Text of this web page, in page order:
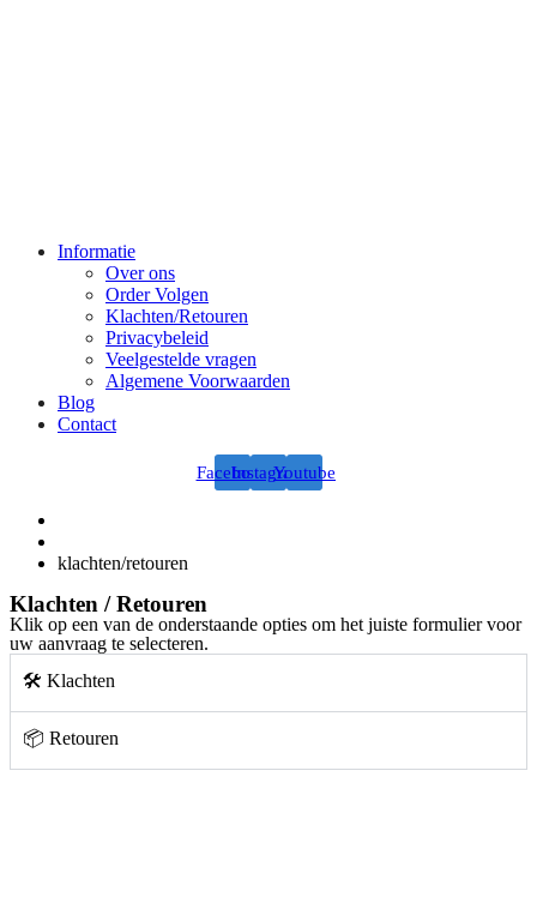
Informatie
Over ons
Order Volgen
Klachten/Retouren
Privacybeleid
Veelgestelde vragen
Algemene Voorwaarden
Blog
Contact
FacebookInstagramYoutube
klachten/retouren
Klachten / Retouren
Klik op een van de onderstaande opties om het juiste formulier voor
uw aanvraag te selecteren.
🛠️ Klachten
📦 Retouren